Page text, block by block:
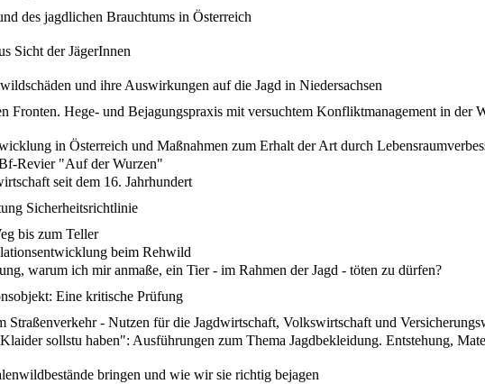
des jagdlichen Brauchtums in Österreich
Sicht der JägerInnen
und ihre Auswirkungen auf die Jagd in Niedersachsen
Fronten. Hege- und Bejagungspraxis mit versuchtem Konfliktmanagement in der
in Österreich und Maßnahmen zum Erhalt der Art durch
Revier "Auf der Wurzen"
seit dem 16. Jahrhundert
Sicherheitsrichtlinie
bis zum Teller
beim Rehwild
warum ich mir anmaße, ein Tier - im Rahmen der Jagd - töten zu dürfen?
Eine kritische Prüfung
Straßenverkehr - Nutzen für die Jagdwirtschaft, Volkswirtschaft und
sollstu haben": Ausführungen zum Thema Jagdbekleidung. Entstehung,
bringen und wie wir sie richtig bejagen